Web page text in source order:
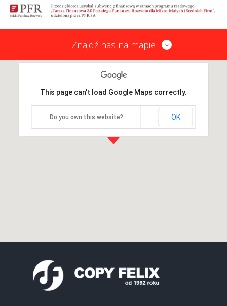
Znajdź nas na mapie
This page can't load Google Maps correctly.
Do you own this website? OK